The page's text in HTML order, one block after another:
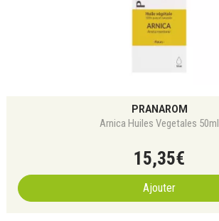
PRANAROM
Arnica Huiles Vegetales 50ml
15,35€
Ajouter